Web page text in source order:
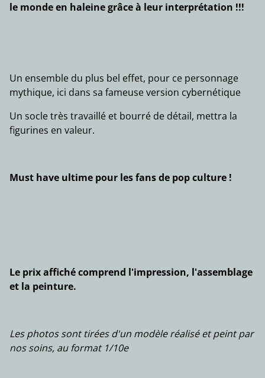
le monde en haleine grâce à leur interprétation !!!
Un ensemble du plus bel effet, pour ce personnage
mythique, ici dans sa fameuse version cybernétique
Un socle très travaillé et bourré de détail, mettra la
figurines en valeur.
Must have ultime pour les fans de pop culture !
Le prix affiché comprend l'impression, l'assemblage
et la peinture.
Les photos sont tirées d'un modèle réalisé et peint par
nos soins, au format 1/10e